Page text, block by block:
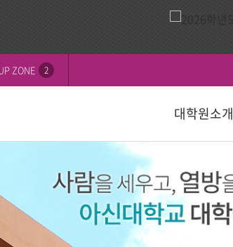
ZONE 2
대학원소개
전 모집요강
일반대학원
신학대학원
선교대학원
신학대학원
성경강해학(Th.M.)
목회학석사
문학석사
학칙 및 규정
안내 장학안내
논문심사일정
묻고답하기